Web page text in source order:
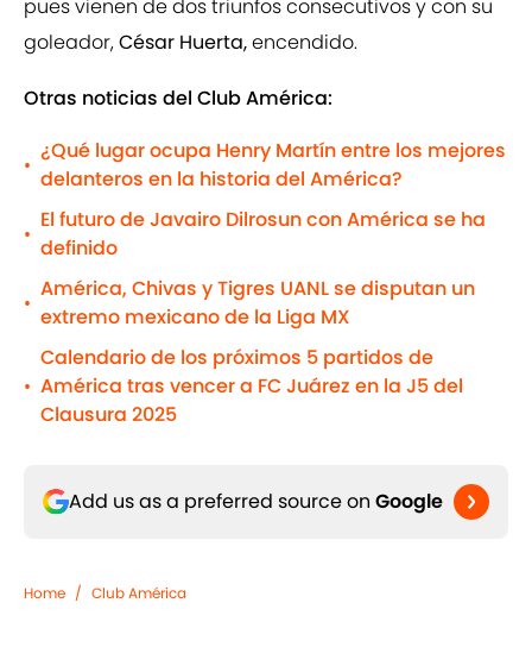
pues vienen de dos triunfos consecutivos y con su
goleador,César Huerta,encendido.
Otras noticias del Club América:
•
¿Qué lugar ocupa Henry Martín entre los mejores
delanteros en la historia del América?
•
El futuro de Javairo Dilrosun con América se ha
definido
•
América, Chivas y Tigres UANL se disputan un
extremo mexicano de la Liga MX
•
Calendario de los próximos 5 partidos de
América tras vencer a FC Juárez en la J5 del
Clausura 2025
Add us as a preferred source on Google
Home / Club América